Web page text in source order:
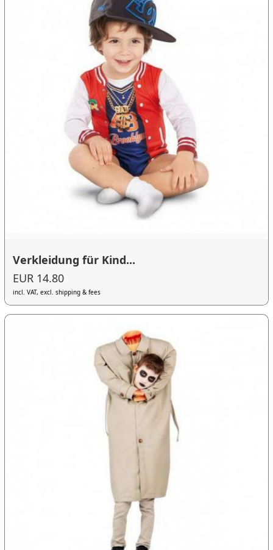
Verkleidung für Kind...
EUR 14.80
incl. VAT, excl. shipping & fees